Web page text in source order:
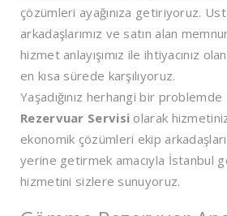
çözümleri ayağınıza getiriyoruz.
arkadaşlarımız ve satın alan
hizmet anlayışımız ile ihtiyacınız
en kısa sürede karşılıyoruz.
Yaşadığınız herhangi bir problemde
Rezervuar Servisi olarak
ekonomik çözümleri ekip
yerine getirmek amacıyla İstanbul
hizmetini sizlere sunuyoruz.